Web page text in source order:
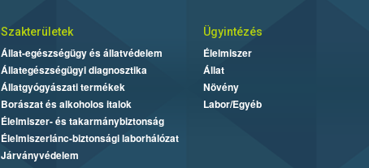
Szakterületek
Állat-egészségügy és állatvédelem
Állategészségügyi diagnosztika
Állatgyógyászati termékek
Borászat és alkoholos italok
Élelmiszer- és takarmánybiztonság
Élelmiszerlánc-biztonsági laborhálózat
Járványvédelem
Ügyintézés
Élelmiszer
Állat
Növény
Labor/Egyéb